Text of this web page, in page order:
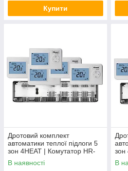
Купити
Дротовий комплект
автоматики теплої підлоги 5
зон 4HEAT | Комутатор HR-
03C + Терморегулятор HT-02
(5 шт)
В наявності
зон
(6
В